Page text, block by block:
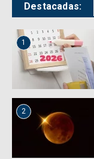
Destacadas:
1
2